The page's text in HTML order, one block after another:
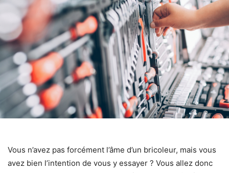
Vous n’avez pas forcément l’âme d’un bricoleur, mais vous
avez bien l’intention de vous y essayer ? Vous allez donc